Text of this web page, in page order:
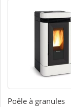
Poêle à granules